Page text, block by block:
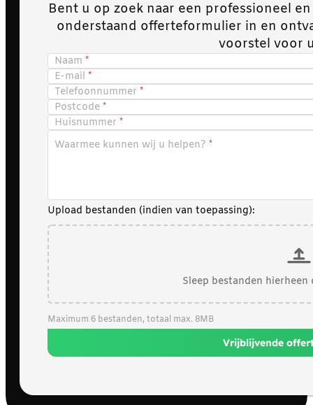
Bent u op zoek naar een professioneel
onderstaand offerteformulier in en
voorstel voor
Naam
E-mail
Telefoonnummer
Postcode
Huisnummer
Waarmee kunnen wij u helpen?
Upload bestanden (indien van toepassing):
Sleep bestanden
Maximum 6 bestanden, totaal max. 8MB
Vrijblijvende